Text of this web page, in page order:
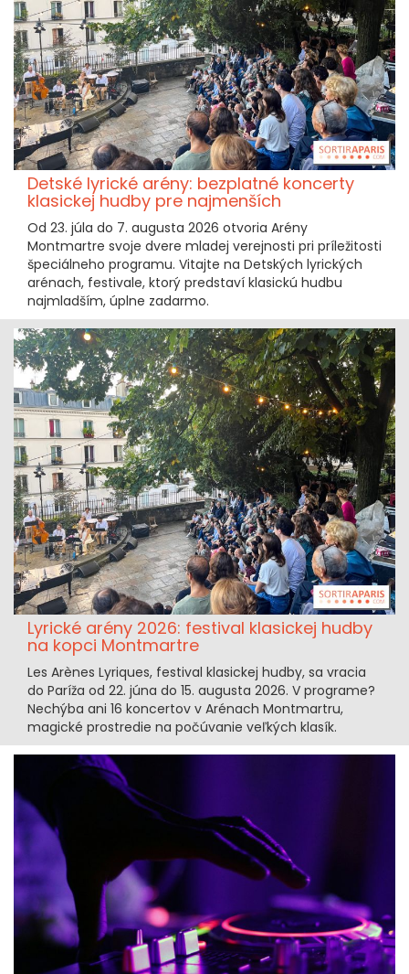
Detské lyrické arény: bezplatné koncerty
klasickej hudby pre najmenších
Od 23. júla do 7. augusta 2026 otvoria Arény
Montmartre svoje dvere mladej verejnosti pri príležitosti
špeciálneho programu. Vitajte na Detských lyrických
arénach, festivale, ktorý predstaví klasickú hudbu
najmladším, úplne zadarmo.
Lyrické arény 2026: festival klasickej hudby
na kopci Montmartre
Les Arènes Lyriques, festival klasickej hudby, sa vracia
do Paríža od 22. júna do 15. augusta 2026. V programe?
Nechýba ani 16 koncertov v Arénach Montmartru,
magické prostredie na počúvanie veľkých klasík.